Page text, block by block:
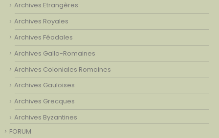
Archives Etrangères
Archives Royales
Archives Féodales
Archives Gallo-Romaines
Archives Coloniales Romaines
Archives Gauloises
Archives Grecques
Archives Byzantines
FORUM